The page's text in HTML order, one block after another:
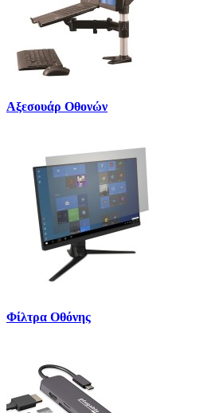
Αξεσουάρ Οθονών
Φίλτρα Οθόνης